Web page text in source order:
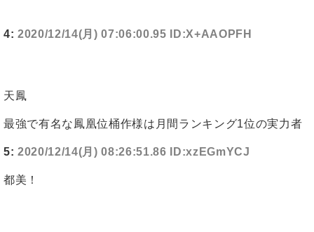
4: 2020/12/14(月) 07:06:00.95 ID:X+AAOPFH
天鳳
最強で有名な鳳凰位桶作様は月間ランキング1位の実力者
5: 2020/12/14(月) 08:26:51.86 ID:xzEGmYCJ
都美！